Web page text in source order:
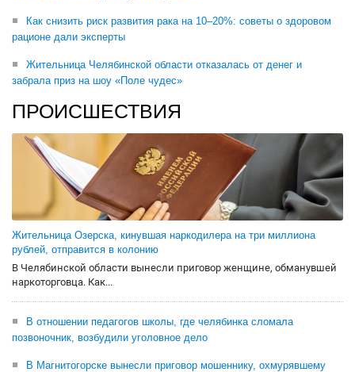
Как снизить риск развития рака на 10–20%: советы о здоровом
рационе дали эксперты
Жительница Челябинской области отказалась от денег и
забрала приз на шоу «Поле чудес»
ПРОИСШЕСТВИЯ
Жительница Озерска, кинувшая наркодилера на три миллиона
рублей, отправится в колонию
В Челябинской области вынесли приговор женщине, обманувшей
наркоторговца. Как...
В отношении педагогов школы, где челябинка сломала
позвоночник, возбудили уголовное дело
В Магнитогорске вынесли приговор мошеннику, охмурявшему